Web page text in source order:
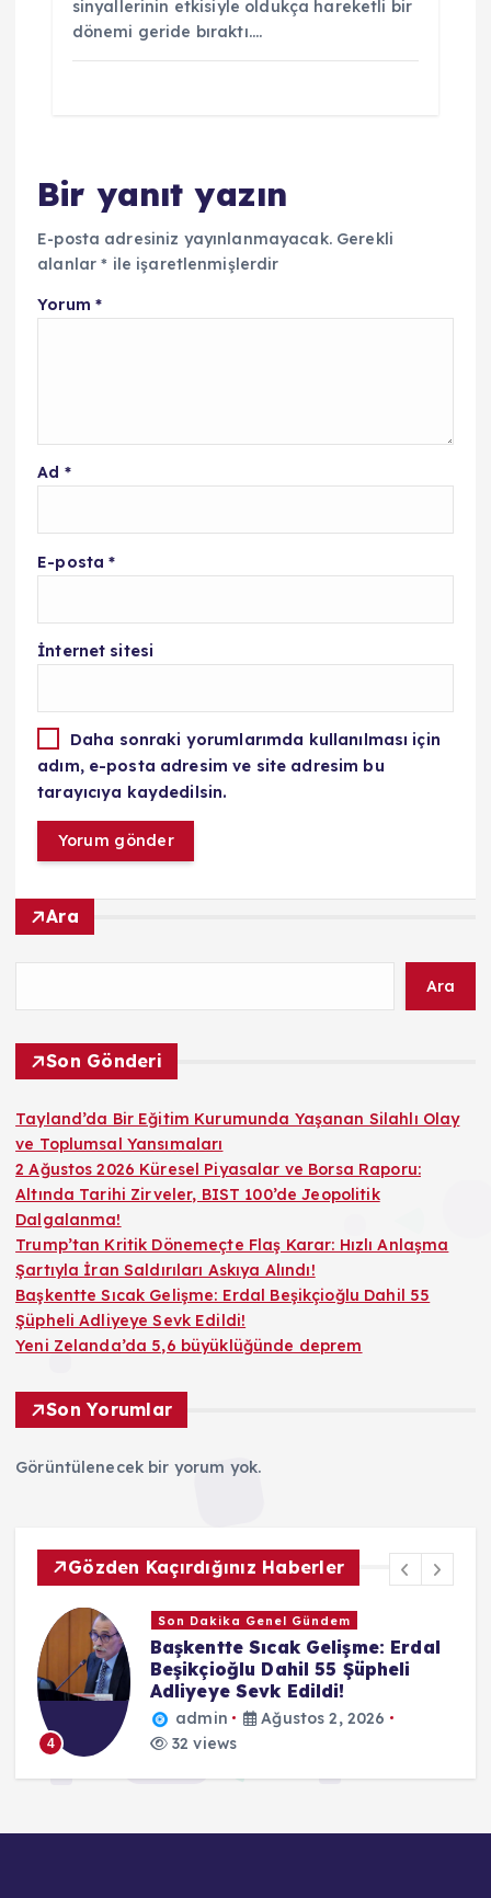
sinyallerinin etkisiyle oldukça hareketli bir
dönemi geride bıraktı.…
Bir yanıt yazın
E-posta adresiniz yayınlanmayacak. Gerekli
alanlar* ile işaretlenmişlerdir
Yorum *
Ad *
E-posta*
İnternet sitesi
Daha sonraki yorumlarımda kullanılması için
adım, e-posta adresim ve site adresim bu
tarayıcıya kaydedilsin.
Ara
Ara
Son Gönderi
Tayland’da Bir Eğitim Kurumunda Yaşanan Silahlı Olay
ve Toplumsal Yansımaları
2 Ağustos 2026 Küresel Piyasalar ve Borsa Raporu:
Altında Tarihi Zirveler, BIST 100’de Jeopolitik
Dalgalanma!
Trump’tan Kritik Dönemeçte Flaş Karar: Hızlı Anlaşma
Şartıyla İran Saldırıları Askıya Alındı!
Başkentte Sıcak Gelişme: Erdal Beşikçioğlu Dahil 55
Şüpheli Adliyeye Sevk Edildi!
Yeni Zelanda’da 5,6 büyüklüğünde deprem
Son Yorumlar
Görüntülenecek bir yorum yok.
Gözden Kaçırdığınız Haberler
4
Son Dakika Genel Gündem
Başkentte Sıcak Gelişme: Erdal
Beşikçioğlu Dahil 55 Şüpheli
Adliyeye Sevk Edildi!
admin
Ağustos 2, 2026
32 views